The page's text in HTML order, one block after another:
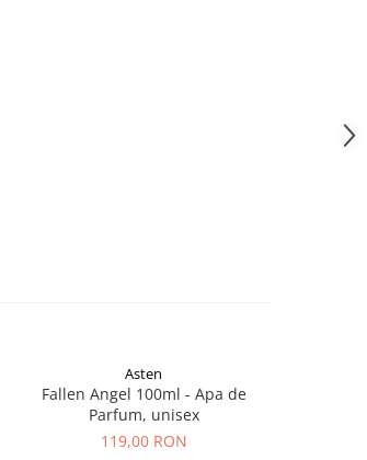
Asten
Fallen Angel 100ml - Apa de
Parfum, unisex
119,00 RON